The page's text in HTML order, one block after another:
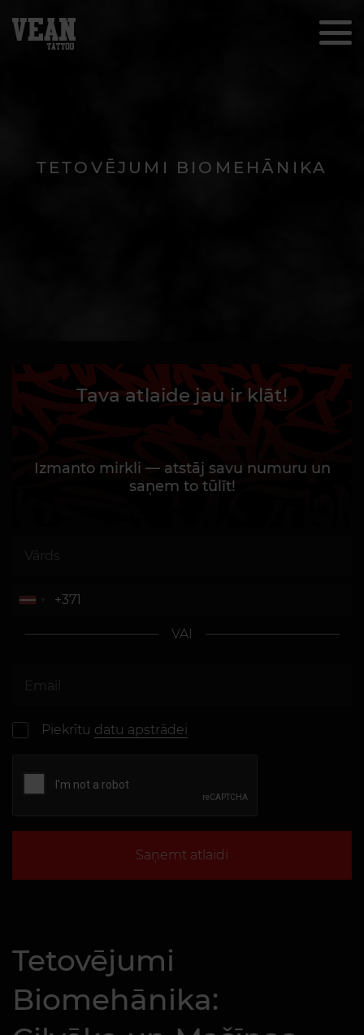
TETOVĒJUMI BIOMEHĀNIKA
Tava atlaide jau ir klāt!
Izmanto mirkli — atstāj savu numuru un
saņem to tūlīt!
VAI
Piekrītu datu apstrādei
Saņemt atlaidi
Tetovējumi
Biomehānika: